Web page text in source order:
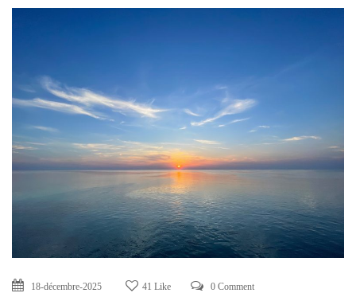
18-décembre-2025 41 Like 0 Comment